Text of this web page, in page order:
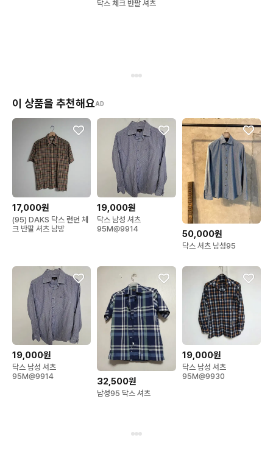
닥스 체크 반팔 셔츠
이 상품을 추천해요AD
17,000원
(95) DAKS 닥스 런던 체
크 반팔 셔츠 남방
19,000원
닥스 남성 셔츠
95M@9914
50,000원
닥스 셔츠 남성95
19,000원
닥스 남성 셔츠
95M@9914
32,500원
남성95 닥스 셔츠
19,000원
닥스 남성 셔츠
95M@9930